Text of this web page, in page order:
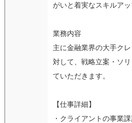
がいと着実なスキルアッ
業務内容
主に金融業界の大手ク
対して、戦略立案・ソ
ていただきます。
【仕事詳細】
・クライアントの事業